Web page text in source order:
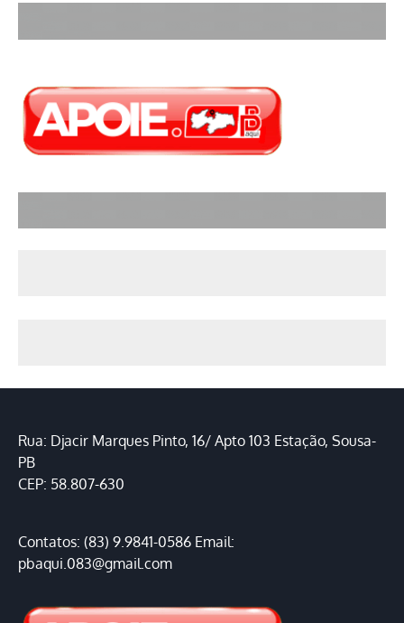
Rua: Djacir Marques Pinto, 16/ Apto 103 Estação, Sousa-
PB
CEP: 58.807-630
Contatos: (83) 9.9841-0586 Email:
pbaqui.083@gmail.com